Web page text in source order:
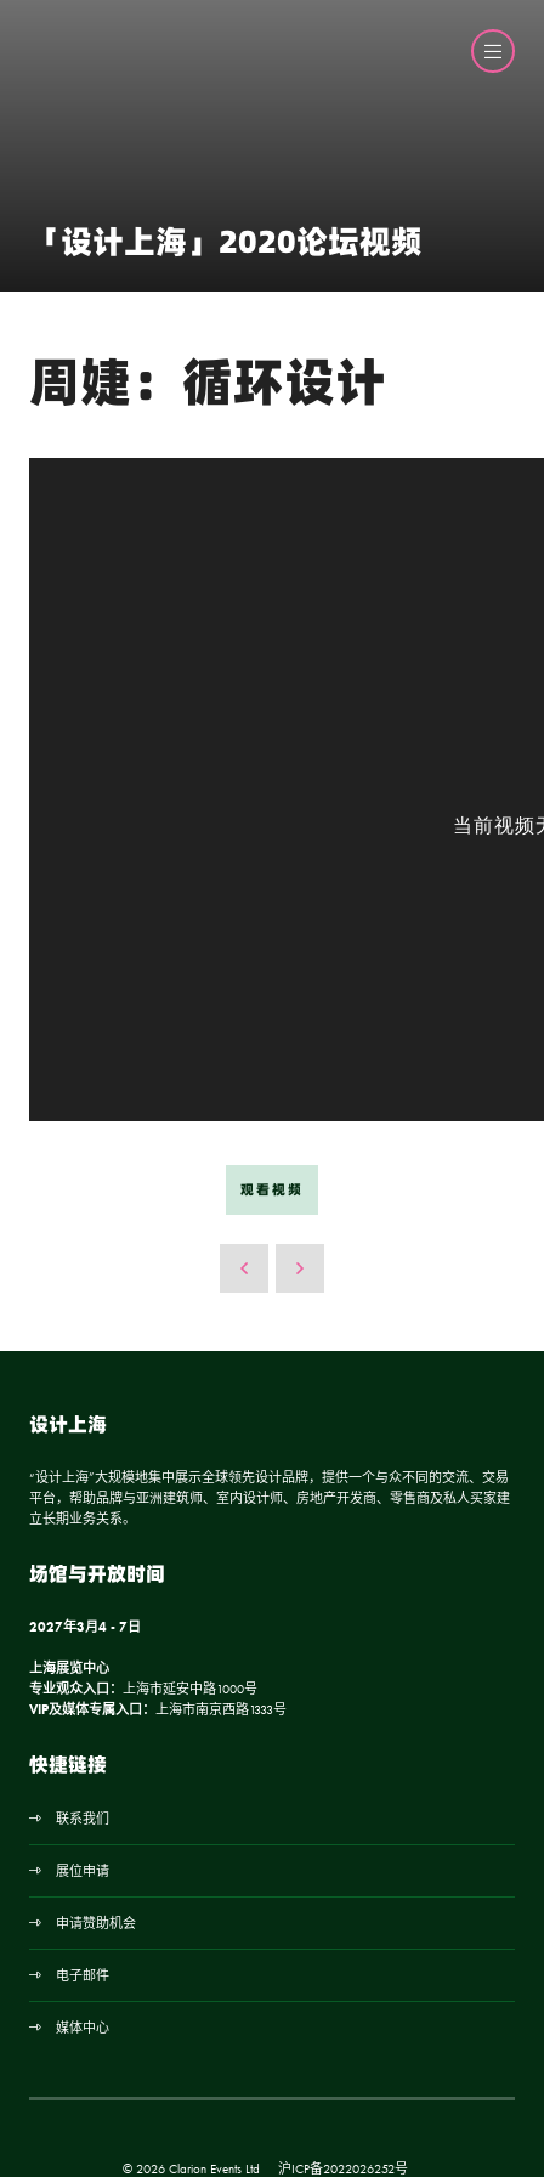
「设计上海」2020论坛视频
周婕：循环设计
观看视频
设计上海
“设计上海”大规模地集中展示全球领先设计品牌，提供一个与众不同的交流、交易
平台，帮助品牌与亚洲建筑师、室内设计师、房地产开发商、零售商及私人买家建
立长期业务关系。
场馆与开放时间
2027年3月4 - 7日
上海展览中心
专业观众入口： 上海市延安中路1000号
VIP及媒体专属入口： 上海市南京西路1333号
快捷链接
联系我们
展位申请
申请赞助机会
电子邮件
媒体中心
© 2026 Clarion Events Ltd 沪ICP备2022026252号